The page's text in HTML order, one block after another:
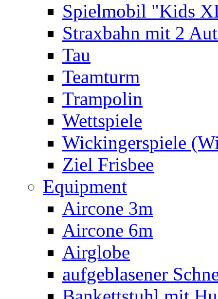
Spielmobil "Kids
Straxbahn mit 2
Tau
Teamturm
Trampolin
Wettspiele
Wickingerspiele
Ziel Frisbee
Equipment
Aircone 3m
Aircone 6m
Airglobe
aufgeblasener